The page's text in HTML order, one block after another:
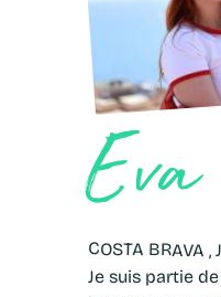
Eva
COSTA BRAVA
Je suis partie de nombreuses fois sur